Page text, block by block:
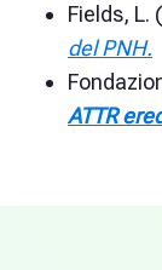
Fields, L.
del PNH.
ATTR